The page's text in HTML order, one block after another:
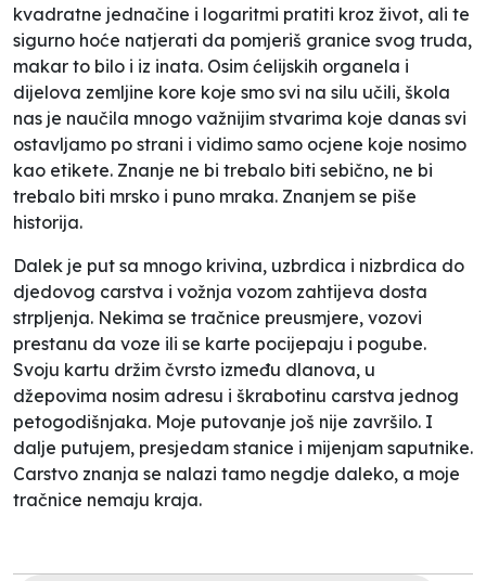
kvadratne jednačine i logaritmi pratiti kroz život, ali te
sigurno hoće natjerati da pomjeriš granice svog truda,
makar to bilo i iz inata. Osim ćelijskih organela i
dijelova zemljine kore koje smo svi na silu učili, škola
nas je naučila mnogo važnijim stvarima koje danas svi
ostavljamo po strani i vidimo samo ocjene koje nosimo
kao etikete. Znanje ne bi trebalo biti sebično, ne bi
trebalo biti mrsko i puno mraka. Znanjem se piše
historija.
Dalek je put sa mnogo krivina, uzbrdica i nizbrdica do
djedovog carstva i vožnja vozom zahtijeva dosta
strpljenja. Nekima se tračnice preusmjere, vozovi
prestanu da voze ili se karte pocijepaju i pogube.
Svoju kartu držim čvrsto između dlanova, u
džepovima nosim adresu i škrabotinu carstva jednog
petogodišnjaka. Moje putovanje još nije završilo. I
dalje putujem, presjedam stanice i mijenjam saputnike.
Carstvo znanja se nalazi tamo negdje daleko, a moje
tračnice nemaju kraja.